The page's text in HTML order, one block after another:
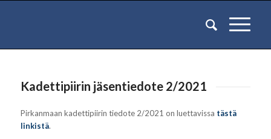
Kadettipiirin jäsentiedote 2/2021
Pirkanmaan kadettipiirin tiedote 2/2021 on luettavissa tästä
linkistä.